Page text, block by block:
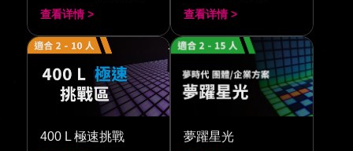
查看详情 > 查看详情 >
400 L 極速挑戰 夢躍星光